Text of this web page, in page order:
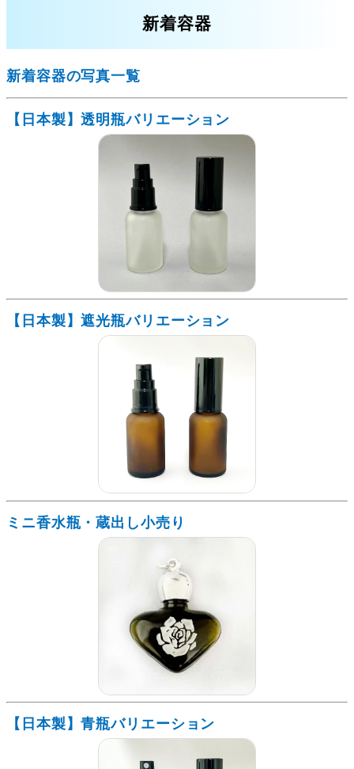
新着容器
新着容器の写真一覧
【日本製】透明瓶バリエーション
【日本製】遮光瓶バリエーション
ミニ香水瓶・蔵出し小売り
【日本製】青瓶バリエーション